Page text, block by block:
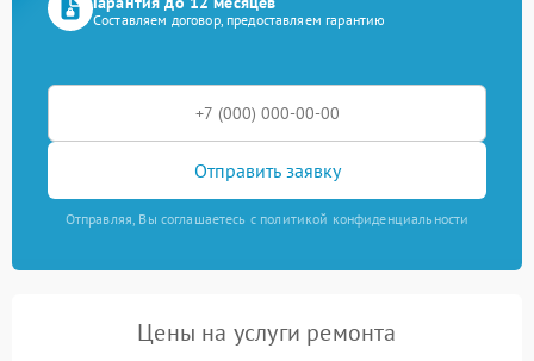
Составляем договор, предоставляем гарантию
Отправить заявку
Отправляя, Вы соглашаетесь с политикой конфиденциальности
Цены на услуги ремонта